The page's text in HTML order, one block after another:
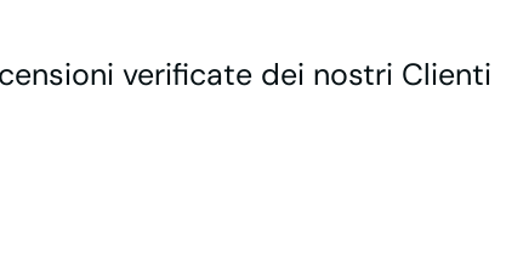
verificate dei nostri Clienti